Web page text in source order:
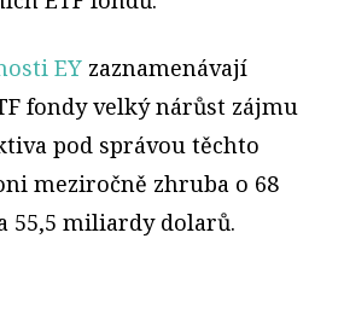
EY zaznamenávají
fondy velký nárůst zájmu
pod správou těchto
meziročně zhruba o 68
55,5 miliardy dolarů.